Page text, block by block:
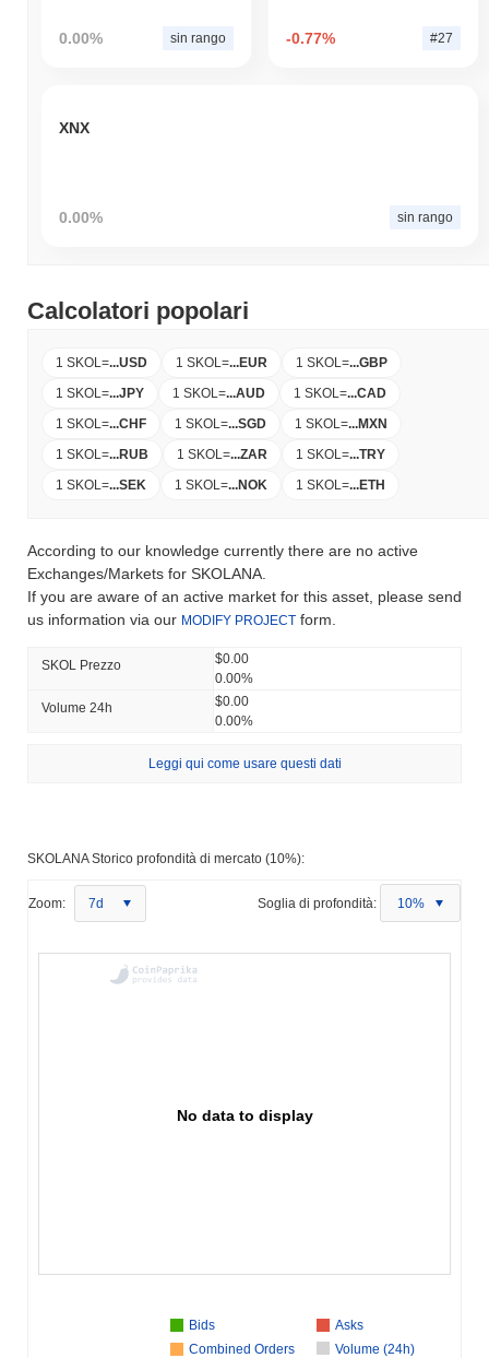
0.00% sin rango -0.77% #27
XNX
0.00% sin rango
Calcolatori popolari
1 SKOL =...USD 1 SKOL =...EUR 1 SKOL =...GBP
1 SKOL =...JPY 1 SKOL =...AUD 1 SKOL =...CAD
1 SKOL =...CHF 1 SKOL =...SGD 1 SKOL =...MXN
1 SKOL =...RUB 1 SKOL =...ZAR 1 SKOL =...TRY
1 SKOL =...SEK 1 SKOL =...NOK 1 SKOL =...ETH
According to our knowledge currently there are no active
Exchanges/Markets for SKOLANA.
If you are aware of an active market for this asset, please send
us information via our MODIFY PROJECT form.
SKOL Prezzo
$0.00
0.00%
Volume 24h
$0.00
0.00%
Leggi qui come usare questi dati
SKOLANA Storico profondità di mercato (10%):
Zoom: 7d Soglia di profondità: 10%
No data to display
Bids
Asks
Combined Orders
Volume (24h)